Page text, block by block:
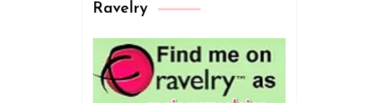
Ravelry